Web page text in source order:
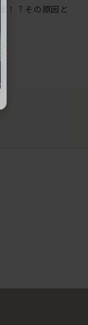
！？その原因と